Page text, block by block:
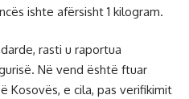
ishte afërsisht 1 kilogram.
rasti u raportua
Në vend është ftuar
Kosovës, e cila, pas verifikimit